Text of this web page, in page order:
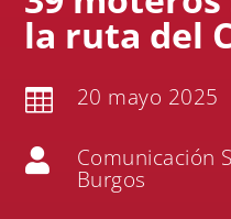
la ruta del
 20 mayo 2025
 Comunicación
Burgos